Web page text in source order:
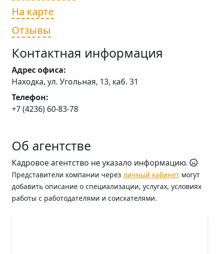
На карте
Отзывы
Контактная информация
Адрес офиса:
Находка, ул. Угольная, 13, каб. 31
Телефон:
+7 (4236) 60-83-78
Об агентстве
Кадровое агентство не указало информацию.
Представители компании через личный кабинет могут
добавить описание о специализации, услугах, условиях
работы с работодателями и соискателями.